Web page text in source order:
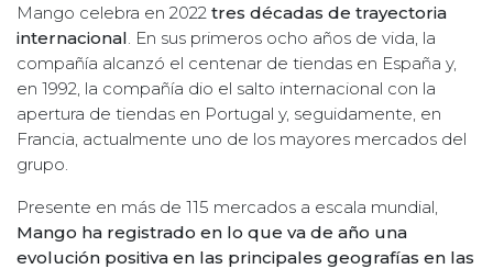
Mango celebra en 2022 tres décadas de trayectoria
internacional . En sus primeros ocho años de vida, la
compañía alcanzó el centenar de tiendas en España y,
en 1992, la compañía dio el salto internacional con la
apertura de tiendas en Portugal y, seguidamente, en
Francia, actualmente uno de los mayores mercados del
grupo.
Presente en más de 115 mercados a escala mundial,
Mango ha registrado en lo que va de año una
evolución positiva en las principales geografías en las